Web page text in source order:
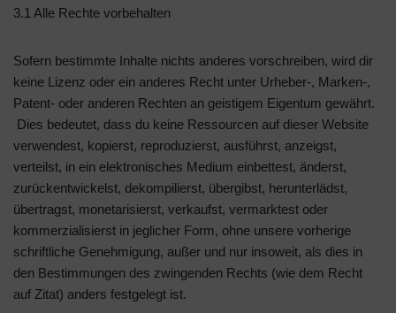
3.1 Alle Rechte vorbehalten
Sofern bestimmte Inhalte nichts anderes vorschreiben, wird dir
keine Lizenz oder ein anderes Recht unter Urheber-, Marken-,
Patent- oder anderen Rechten an geistigem Eigentum gewährt.
Dies bedeutet, dass du keine Ressourcen auf dieser Website
verwendest, kopierst, reproduzierst, ausführst, anzeigst,
verteilst, in ein elektronisches Medium einbettest, änderst,
zurückentwickelst, dekompilierst, übergibst, herunterlädst,
übertragst, monetarisierst, verkaufst, vermarktest oder
kommerzialisierst in jeglicher Form, ohne unsere vorherige
schriftliche Genehmigung, außer und nur insoweit, als dies in
den Bestimmungen des zwingenden Rechts (wie dem Recht
auf Zitat) anders festgelegt ist.